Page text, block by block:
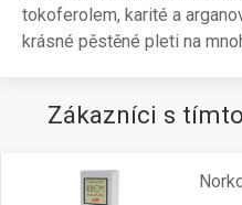
tokoferolem, karité a
krásné pěstěné pleti na
Zákazníci s